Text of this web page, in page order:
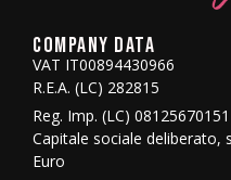
COMPANY DATA
VAT IT00894430966
R.E.A. (LC) 282815
Reg. Imp. (LC) 08125670151
Capitale sociale deliberato,
Euro